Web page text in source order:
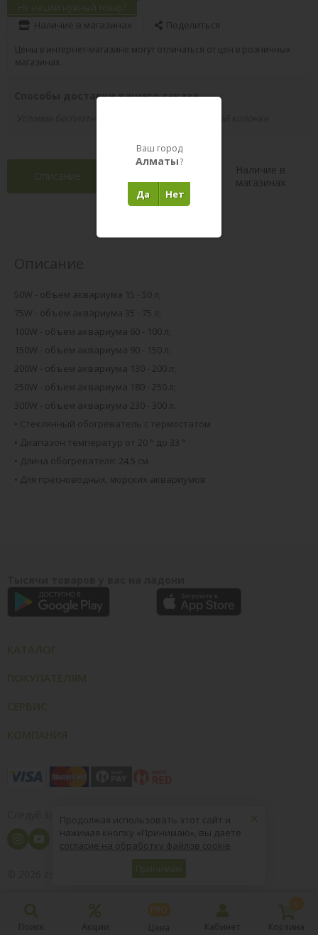
Не нашли нужный товар?
Наличие в магазинах Поделиться
Цены в интернет-магазине могут отличаться от цен в розничных
магазинах.
Способы доставки вашего заказа
Описание
Наличие в
магазинах
50W - объем аквариума 15 - 50 л;
75W - объем аквариума 35 - 75 л;
100W - объем аквариума 60 - 100 л;
150W - объем аквариума 90 - 150 л;
200W - объем аквариума 130 - 200 л;
250W - объем аквариума 180 - 250 л;
300W - объем аквариума 230 - 300 л.
• Стеклянный обогреватель с термостатом
• Диапазон температур от 20 ° до 33 °
• Длина обогревателя: 24.5 см
• Для пресноводных, морских аквариумов
Следуй за нами
8 (800) 004-09-40
PRO
0
×
Продолжая использовать этот сайт и
нажимая кнопку «Принимаю», вы даете
согласие на обработку файлов cookie
Принимаю
Ваш город
Алматы?
Нет
Да